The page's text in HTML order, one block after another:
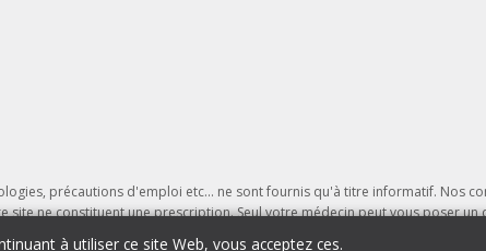
précautions d'emploi etc... ne sont fournis qu'à titre informatif. Nos
ne constituent une prescription. Seul votre médecin peut vous poser un
d'une prise inadaptée de produits présentés.
à utiliser ce site Web, vous acceptez ces.